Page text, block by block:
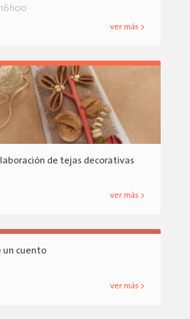
16h00
ver más >
de tejas decorativas
ver más >
un cuento
ver más >